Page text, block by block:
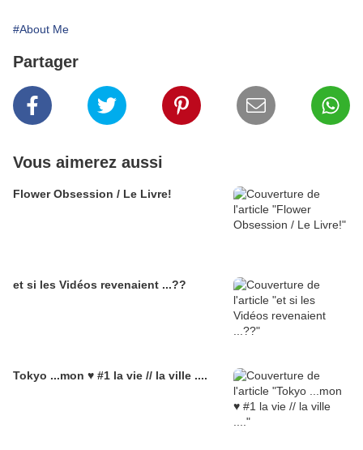
#About Me
Partager
Vous aimerez aussi
Flower Obsession / Le Livre!
et si les Vidéos revenaient ...??
Tokyo ...mon ♥ #1 la vie // la ville ....